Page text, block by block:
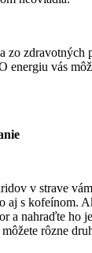
zo zdravotných
energiu vás
v strave
aj s kofeínom.
a nahraďte ho
rôzne